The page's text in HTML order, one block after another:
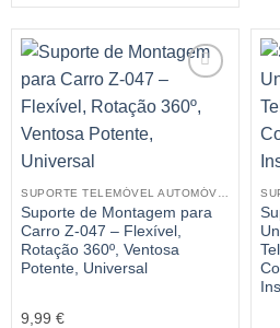
Suporte de Montagem para
Carro Z-047 – Flexível,
Rotação 360º, Ventosa
Potente, Universal
9,99 €